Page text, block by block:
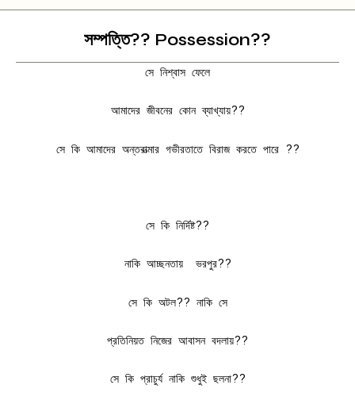
সম্পত্তি?? Possession??
সে নিশ্বাস ফেলে
আমাদের জীবনের কোন ব্যাখ্যায়??
সে কি আমাদের অন্তরাত্মার গভীরতাতে বিরাজ করতে পারে ??
সে কি নির্দিষ্ট??
নাকি আচ্ছনতায় ভরপুর??
সে কি অটল?? নাকি সে
প্রতিনিয়ত নিজের আবাসন বদলায়??
সে কি প্রাচুর্য নাকি শুধুই ছলনা??